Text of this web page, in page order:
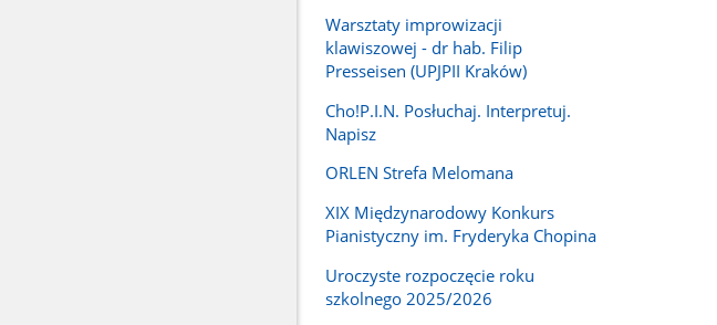
Warsztaty improwizacji
klawiszowej - dr hab. Filip
Presseisen (UPJPII Kraków)
Cho!P.I.N. Posłuchaj. Interpretuj.
Napisz
ORLEN Strefa Melomana
XIX Międzynarodowy Konkurs
Pianistyczny im. Fryderyka Chopina
Uroczyste rozpoczęcie roku
szkolnego 2025/2026